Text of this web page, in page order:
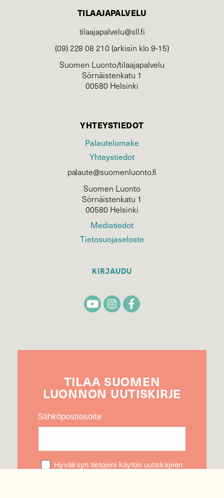
TILAAJAPALVELU
tilaajapalvelu@sll.fi
(09) 228 08 210 (arkisin klo 9-15)
Suomen Luonto/tilaajapalvelu
Sörnäistenkatu 1
00580 Helsinki
YHTEYSTIEDOT
Palautelomake
Yhteystiedot
palaute@suomenluonto.fi
Suomen Luonto
Sörnäistenkatu 1
00580 Helsinki
Mediatiedot
Tietosuojaseloste
KIRJAUDU
TILAA SUOMEN
LUONNON UUTIS­KIRJE
Sähköpostiosoite
Hyväksyn tietojeni käytön uutiskirjeen